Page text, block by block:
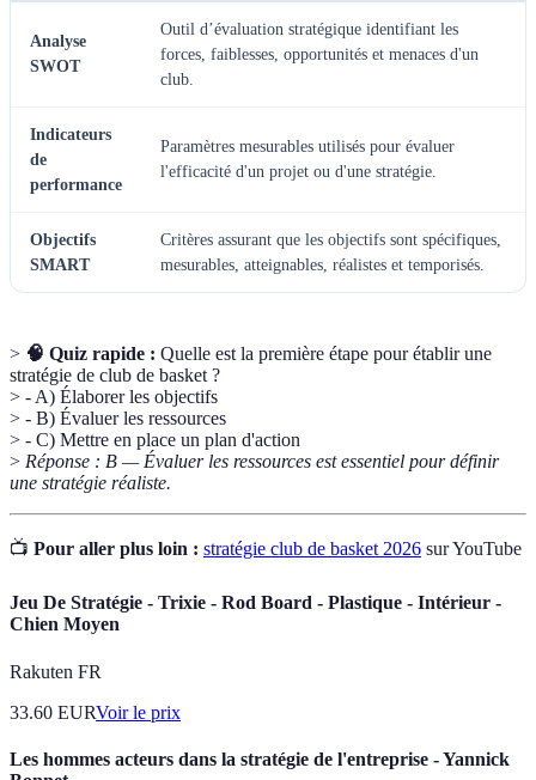
Analyse
SWOT
Outil d’évaluation stratégique identifiant les
forces, faiblesses, opportunités et menaces d'un
club.
Indicateurs
de
performance
Paramètres mesurables utilisés pour évaluer
l'efficacité d'un projet ou d'une stratégie.
Objectifs
SMART
Critères assurant que les objectifs sont spécifiques,
mesurables, atteignables, réalistes et temporisés.
> 🧠 Quiz rapide : Quelle est la première étape pour établir une
stratégie de club de basket ?
> - A) Élaborer les objectifs
> - B) Évaluer les ressources
> - C) Mettre en place un plan d'action
> Réponse : B — Évaluer les ressources est essentiel pour définir
une stratégie réaliste.
📺 Pour aller plus loin : stratégie club de basket 2026 sur YouTube
Jeu De Stratégie - Trixie - Rod Board - Plastique - Intérieur -
Chien Moyen
Rakuten FR
33.60 EURVoir le prix
Les hommes acteurs dans la stratégie de l'entreprise - Yannick